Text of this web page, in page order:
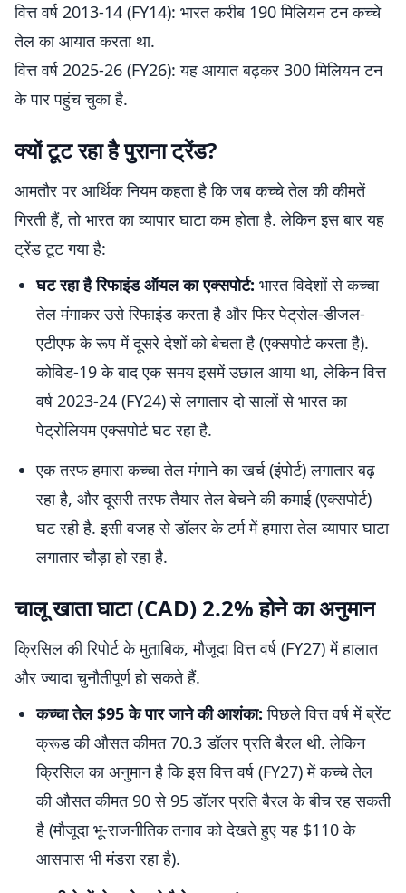
वित्त वर्ष 2013-14 (FY14): भारत करीब 190 मिलियन टन कच्चे
तेल का आयात करता था.
वित्त वर्ष 2025-26 (FY26): यह आयात बढ़कर 300 मिलियन टन
के पार पहुंच चुका है.
क्यों टूट रहा है पुराना ट्रेंड?
आमतौर पर आर्थिक नियम कहता है कि जब कच्चे तेल की कीमतें
गिरती हैं, तो भारत का व्यापार घाटा कम होता है. लेकिन इस बार यह
ट्रेंड टूट गया है:
घट रहा है रिफाइंड ऑयल का एक्सपोर्ट: भारत विदेशों से कच्चा
तेल मंगाकर उसे रिफाइंड करता है और फिर पेट्रोल-डीजल-
एटीएफ के रूप में दूसरे देशों को बेचता है (एक्सपोर्ट करता है).
कोविड-19 के बाद एक समय इसमें उछाल आया था, लेकिन वित्त
वर्ष 2023-24 (FY24) से लगातार दो सालों से भारत का
पेट्रोलियम एक्सपोर्ट घट रहा है.
एक तरफ हमारा कच्चा तेल मंगाने का खर्च (इंपोर्ट) लगातार बढ़
रहा है, और दूसरी तरफ तैयार तेल बेचने की कमाई (एक्सपोर्ट)
घट रही है. इसी वजह से डॉलर के टर्म में हमारा तेल व्यापार घाटा
लगातार चौड़ा हो रहा है.
चालू खाता घाटा (CAD) 2.2% होने का अनुमान
क्रिसिल की रिपोर्ट के मुताबिक, मौजूदा वित्त वर्ष (FY27) में हालात
और ज्यादा चुनौतीपूर्ण हो सकते हैं.
कच्चा तेल $95 के पार जाने की आशंका:पिछले वित्त वर्ष में ब्रेंट
क्रूड की औसत कीमत 70.3 डॉलर प्रति बैरल थी. लेकिन
क्रिसिल का अनुमान है कि इस वित्त वर्ष (FY27) में कच्चे तेल
की औसत कीमत 90 से 95 डॉलर प्रति बैरल के बीच रह सकती
है (मौजूदा भू-राजनीतिक तनाव को देखते हुए यह $110 के
आसपास भी मंडरा रहा है).